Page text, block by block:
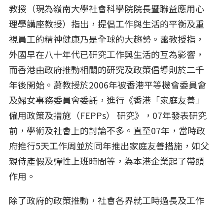
教授（現為嶺南大學社會科學院院長暨聯益應用心
理學講座教授）指出，提倡工作與生活的平衡及重
視員工的精神健康乃是全球的大趨勢。蕭教授指，
外國早在八十年代已研究工作與生活的互為影響，
而香港由政府推動相關的研究及政策倡導則於二千
年後開始。蕭教授於2006年被香港平等機會委員會
及婦女事務委員會委託，進行《香港「家庭友善」
僱用政策及措施（FEPPs） 研究》，07年發表研究
前，學術及社會上的討論不多。直至07年，當時政
府推行5天工作周並於同年推出家庭友善措施，如父
親侍產假及彈性上班時間等，為本港企業起了帶頭
作用。
除了政府的政策推動，社會各界就工時過長及工作